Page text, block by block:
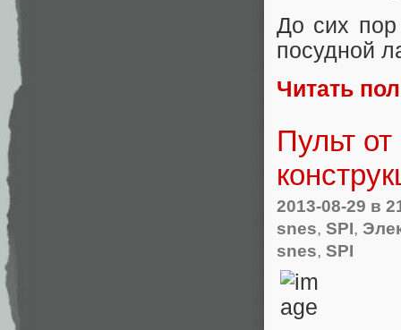
До сих
посудной
Читать
Пульт
2013-08-29 в
snes, SPI,
snes, SPI